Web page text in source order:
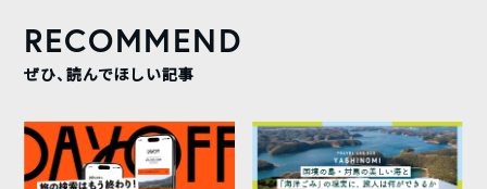
RECOMMEND
ぜひ、読んでほしい記事